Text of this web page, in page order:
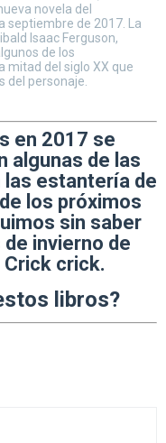
novela del
septiembre de 2017. La
Isaac Ferguson,
de los
mitad del siglo XX que
personaje.
en 2017 se
algunas de las
las estantería de
los próximos
sin saber
invierno de
Crick crick.
libros?